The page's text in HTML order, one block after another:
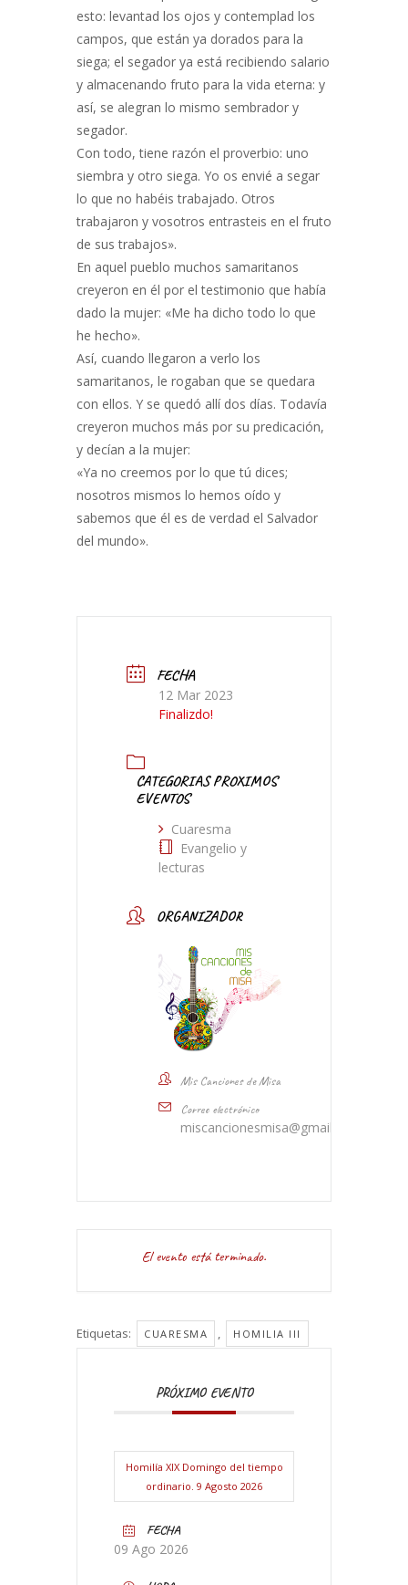
esto: levantad los ojos y contemplad los
campos, que están ya dorados para la
siega; el segador ya está recibiendo salario
y almacenando fruto para la vida eterna: y
así, se alegran lo mismo sembrador y
segador.
Con todo, tiene razón el proverbio: uno
siembra y otro siega. Yo os envié a segar
lo que no habéis trabajado. Otros
trabajaron y vosotros entrasteis en el fruto
de sus trabajos».
En aquel pueblo muchos samaritanos
creyeron en él por el testimonio que había
dado la mujer: «Me ha dicho todo lo que
he hecho».
Así, cuando llegaron a verlo los
samaritanos, le rogaban que se quedara
con ellos. Y se quedó allí dos días. Todavía
creyeron muchos más por su predicación,
y decían a la mujer:
«Ya no creemos por lo que tú dices;
nosotros mismos lo hemos oído y
sabemos que él es de verdad el Salvador
del mundo».
FECHA
12 Mar 2023
Finalizdo!
CATEGORIAS PROXIMOS
EVENTOS
Cuaresma
Evangelio y
lecturas
ORGANIZADOR
Mis Canciones de Misa
Correo electrónico
miscancionesmisa@gmail.com
El evento está terminado.
Etiquetas: CUARESMA , HOMILIA III
PRÓXIMO EVENTO
Homilía XIX Domingo del tiempo
ordinario. 9 Agosto 2026
FECHA
09 Ago 2026